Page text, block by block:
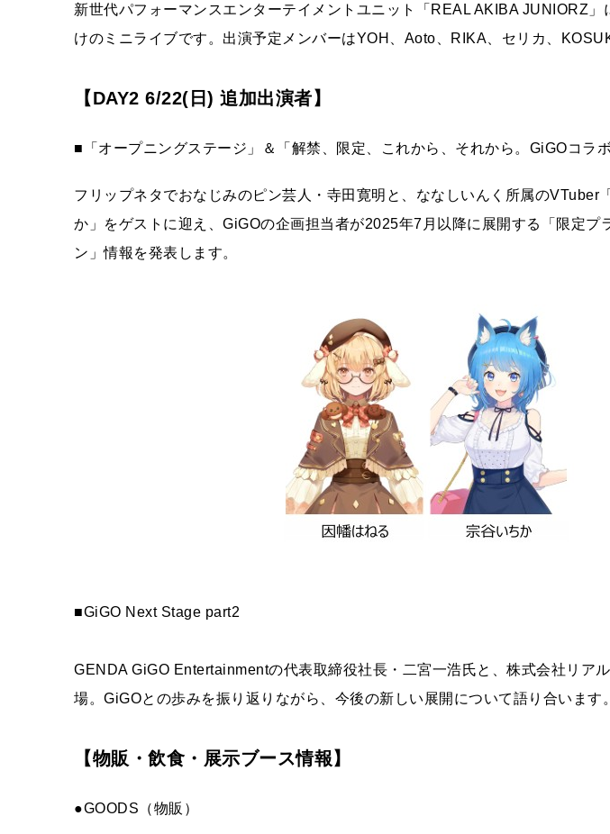
新世代パフォーマンスエンターテイメントユニット「REAL AKIBA JUNIORZ
けのミニライブです。出演予定メンバーはYOH、Aoto、RIKA、セリカ、
【DAY2 6/22(日) 追加出演者】
■「オープニングステージ」＆「解禁、限定、これから、それから。GiGOコラ
フリップネタでおなじみのピン芸人・寺田寛明と、ななしいんく所属のVTuber
か」をゲストに迎え、GiGOの企画担当者が2025年7月以降に展開する「限定プ
ン」情報を発表します。
■GiGO Next Stage part2
GENDA GiGO Entertainmentの代表取締役社⾧・二宮一浩氏と、株式会社リア
場。GiGOとの歩みを振り返りながら、今後の新しい展開について語り合います。
【物販・飲食・展示ブース情報】
●GOODS（物販）